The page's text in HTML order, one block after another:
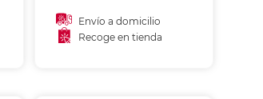
Envío a domicilio
Recoge en tienda